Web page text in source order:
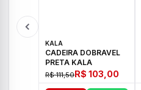
KALA
CADEIRA DOBRAVEL
PRETA KALA
R$ 111,50R$ 103,00